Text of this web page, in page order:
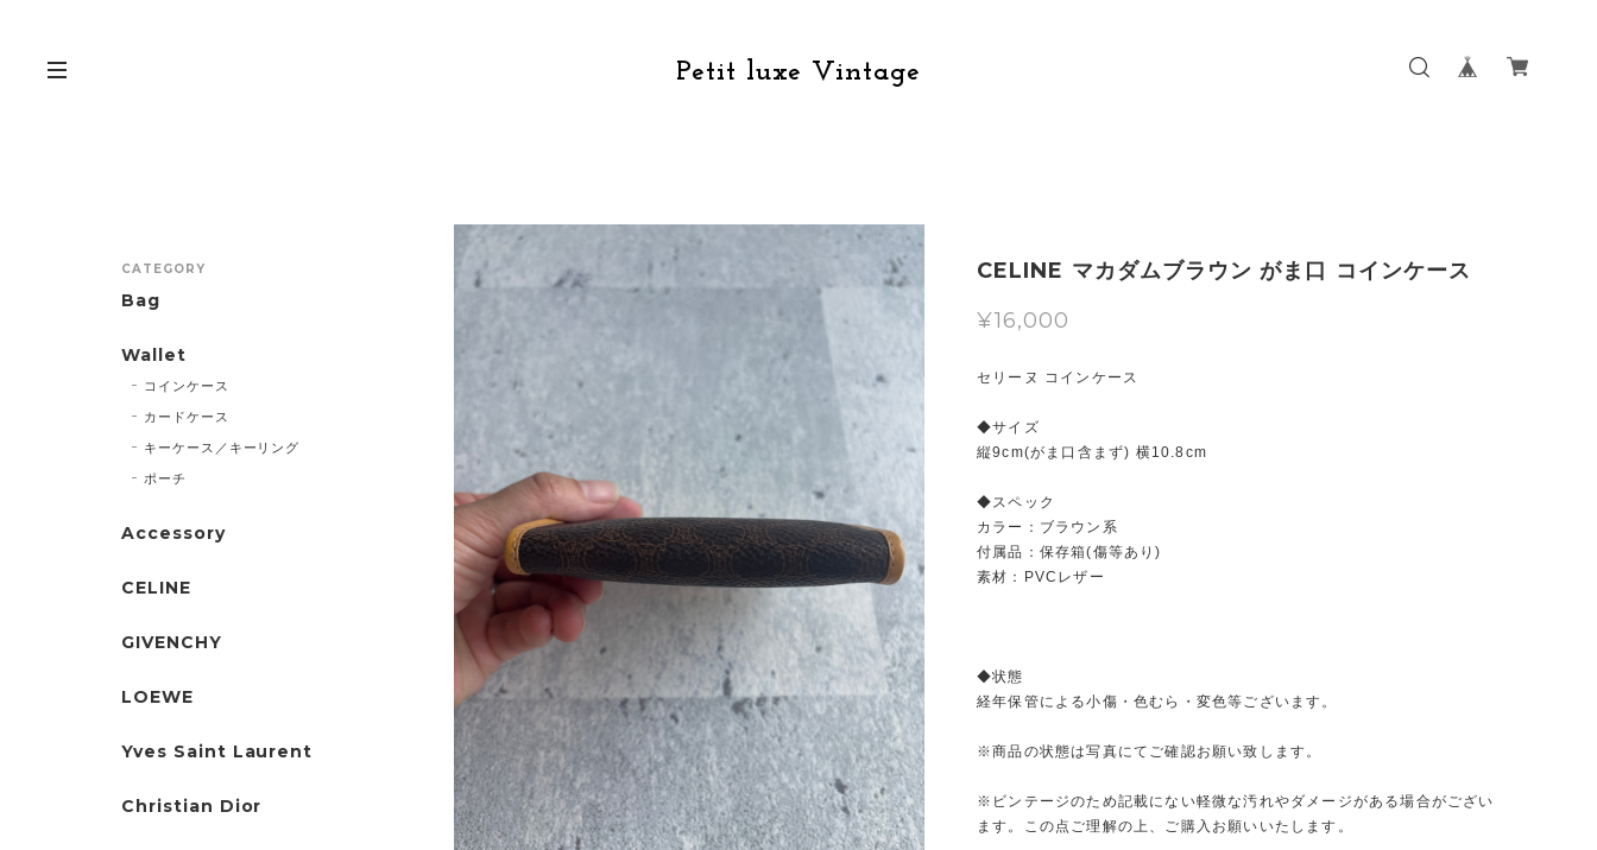
Petit luxe Vintage
CELINE マカダムブラウン がま口 コインケース
¥16,000
セリーヌ コインケース
◆サイズ
縦9cm(がま口含まず) 横10.8cm
◆スペック
カラー：ブラウン系
付属品：保存箱(傷等あり)
素材：PVCレザー
◆状態
経年保管による小傷・色むら・変色等ございます。
※商品の状態は写真にてご確認お願い致します。
※ビンテージのため記載にない軽微な汚れやダメージがある場合がござい
ます。この点ご理解の上、ご購入お願いいたします。
CATEGORY
Bag
Wallet
コインケース
カードケース
キーケース／キーリング
ポーチ
Accessory
CELINE
GIVENCHY
LOEWE
Yves Saint Laurent
Christian Dior